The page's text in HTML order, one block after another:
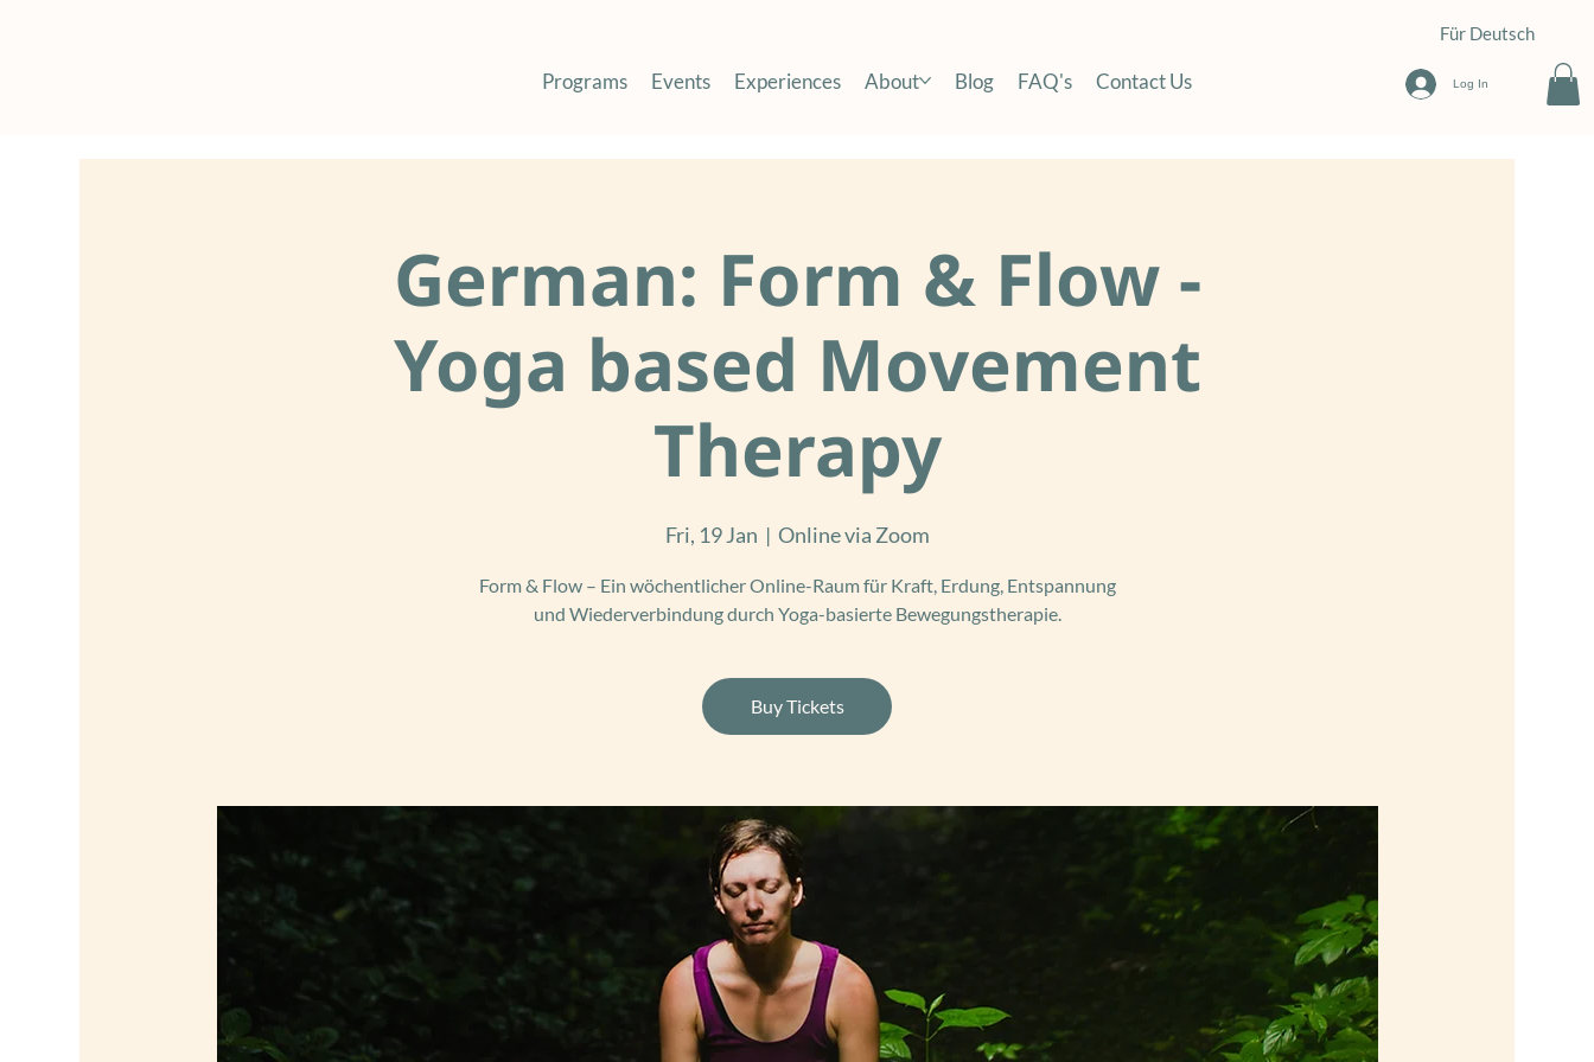
Programs Events Experiences About Blog FAQ's Contact Us Log In
Für Deutsch
German: Form & Flow -
Yoga based Movement
Therapy
Fri, 19 Jan
  |
Online via Zoom
Form & Flow – Ein wöchentlicher Online-Raum für Kraft, Erdung, Entspannung
und Wiederverbindung durch Yoga-basierte Bewegungstherapie.
Buy Tickets